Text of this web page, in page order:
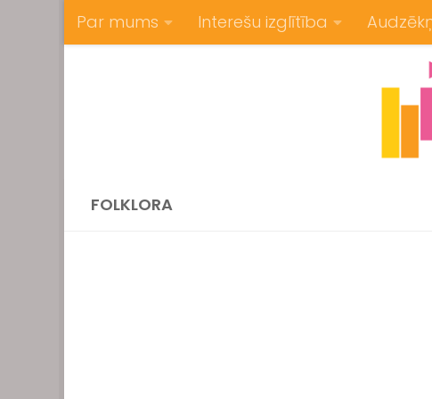
Skip to content
Par mums Interešu izglītība
FOLKLORA